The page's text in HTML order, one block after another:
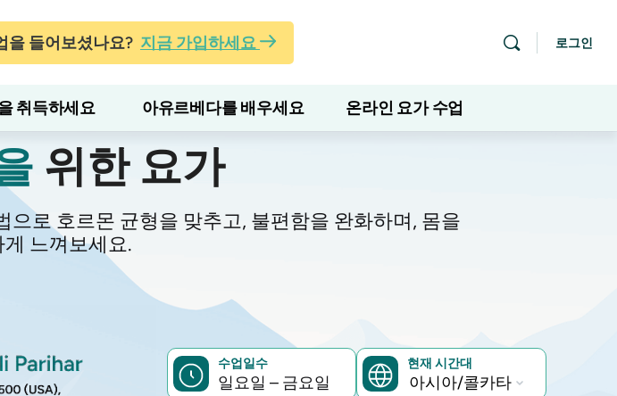
을 들어보셨나요? 지금 가입하세요 로그인
취득하세요 아유르베다를 배우세요 온라인 요가 수업
위한 요가
로 호르몬 균형을 맞추고, 불편함을 완화하며, 몸을
느껴보세요.
수업일수
일요일 – 금요일
현재 시간대
현